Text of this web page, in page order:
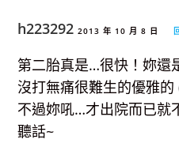
h223292 2013 年 10 月 8 日
第二胎真是…很快！妳還
沒打無痛很難生的優雅
不過妳吼…才出院而已就
聽話~